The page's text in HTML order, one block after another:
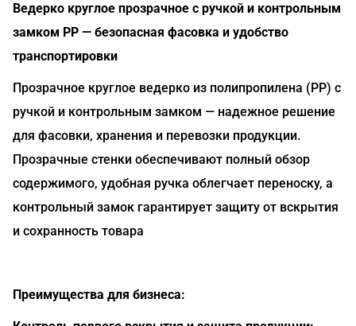
Ведерко круглое прозрачное с ручкой и контрольным
замком PP — безопасная фасовка и удобство
транспортировки
Прозрачное круглое ведерко из полипропилена (PP) с
ручкой и контрольным замком — надежное решение
для фасовки, хранения и перевозки продукции.
Прозрачные стенки обеспечивают полный обзор
содержимого, удобная ручка облегчает переноску, а
контрольный замок гарантирует защиту от вскрытия
и сохранность товара
Преимущества для бизнеса: